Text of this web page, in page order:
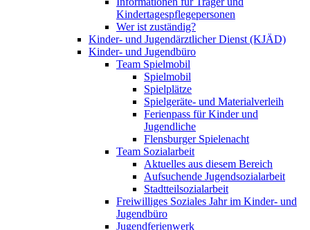
Kindertagespflegepersonen
Wer ist zuständig?
Kinder- und Jugendärztlicher Dienst (KJÄD)
Kinder- und Jugendbüro
Team Spielmobil
Spielmobil
Spielplätze
Spielgeräte- und Materialverleih
Ferienpass für Kinder und
Jugendliche
Flensburger Spielenacht
Team Sozialarbeit
Aktuelles aus diesem Bereich
Aufsuchende Jugendsozialarbeit
Stadtteilsozialarbeit
Freiwilliges Soziales Jahr im Kinder- und
Jugendbüro
Jugendferienwerk